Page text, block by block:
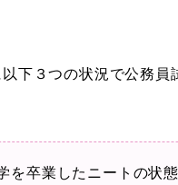
下３つの状況で公務員
を卒業したニートの状態